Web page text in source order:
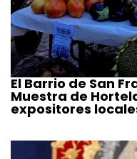
El Barrio de San
Muestra de
expositores